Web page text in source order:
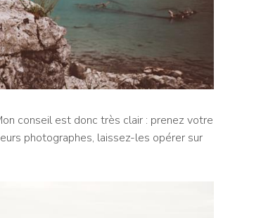
conseil est donc très clair : prenez votre
photographes, laissez-les opérer sur